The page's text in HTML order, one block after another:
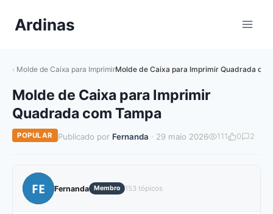
paraArdinas
Molde de Caixa para ImprimirMolde de Caixa para Imprimir Quadrada
Molde de Caixa para Imprimir
Quadrada com Tampa
POPULAR Publicado por Fernanda · 29 maio 2026 111 0 2
FE Fernanda Membro 153 tópicos